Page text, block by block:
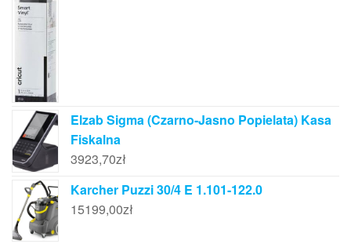
Elzab Sigma (Czarno-Jasno Popielata) Kasa
Fiskalna
3923,70zł
Karcher Puzzi 30/4 E 1.101-122.0
15199,00zł